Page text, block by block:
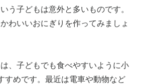
う子どもは意外と多いものです。
わいいおにぎりを作ってみましょ
、子どもでも食べやすいように小
すめです。最近は電車や動物など